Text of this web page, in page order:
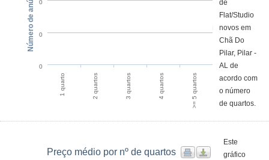
1 quarto 2 quartos 3 quartos 4 quartos >= 5 quartos
0
0
0
Número de anúncios
de
Flat/Studio
novos em
Chã Do
Pilar, Pilar -
AL de
acordo com
o número
de quartos.
Preço médio por nº de quartos
Este
gráfico